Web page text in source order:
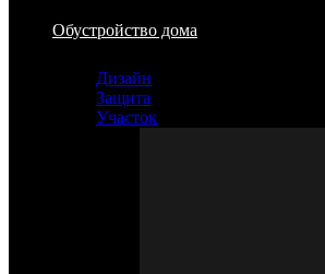
Обустройство дома
Дизайн
Защита
Участок